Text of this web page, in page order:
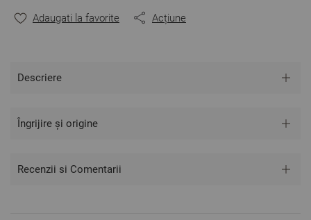
Cearsaf de pilotă – 200/215 cm – 1 bucată
** Fotografiile sunt orientative. Poate varia ușor culoarea
Adaugati la favorite Acțiune
Descriere
Îngrijire și origine
Recenzii si Comentarii